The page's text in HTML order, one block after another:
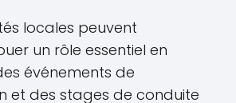
locales peuvent
un rôle essentiel en
événements de
et des stages de conduite